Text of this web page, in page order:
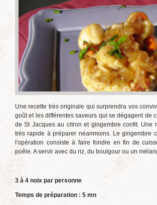
Une recette très originale qui surprendra vos
goût et les différentes saveurs qui se dégagent de
de St Jacques au citron et gingembre confit. Une
très rapide à préparer néanmoins. Le gingembre
l'opération consiste à faire fondre en fin de
poêle. A servir avec du riz, du boulgour ou un
3 à 4 noix par personne
Temps de préparation : 5 mn